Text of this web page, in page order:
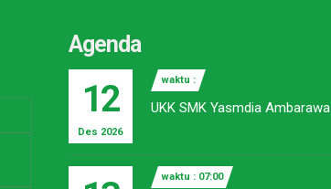
Agenda
12
Des 2026
waktu :
UKK SMK Yasmdia Ambarawa
waktu : 07:00